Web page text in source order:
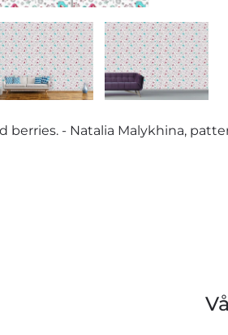
berries. - Natalia Malykhina,